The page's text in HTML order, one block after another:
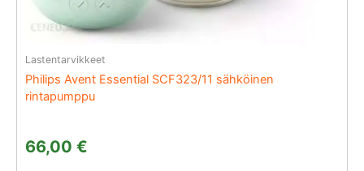
Lastentarvikkeet
Philips Avent Essential SCF323/11 sähköinen
rintapumppu
66,00 €